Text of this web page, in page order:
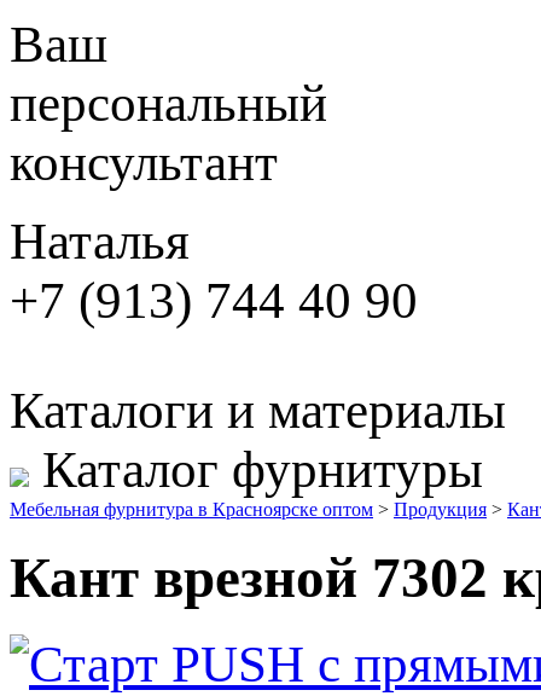
Ваш
персональный
консультант
Наталья
+7 (913) 744 40 90
Каталоги и материалы
Каталог фурнитуры
Мебельная фурнитура в Красноярске оптом > Продукция >
Кант врезной 7302